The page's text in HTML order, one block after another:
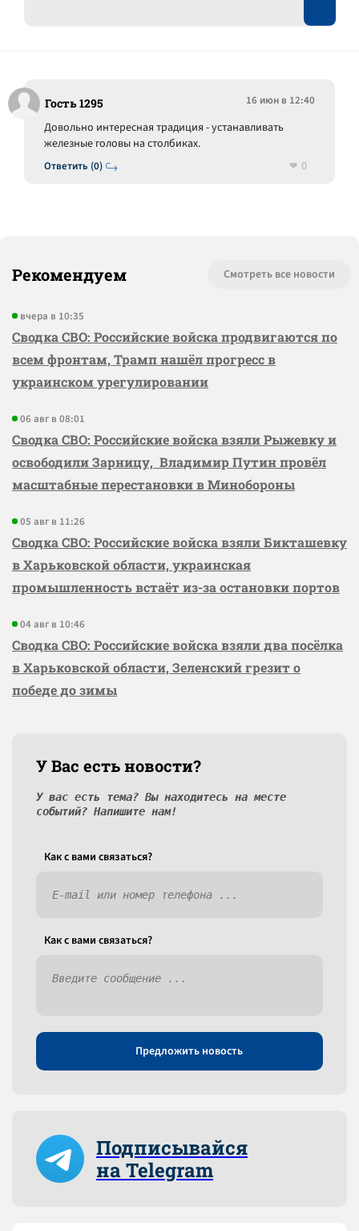
Гость 1295 16 июн в 12:40
Ответить (0)
Довольно интересная традиция - устанавливать
железные головы на столбиках.
0
Рекомендуем Смотреть все новости
вчера в 10:35
Сводка СВО: Российские войска продвигаются по
всем фронтам, Трамп нашёл прогресс в
украинском урегулировании
06 авг в 08:01
Сводка СВО: Российские войска взяли Рыжевку и
освободили Зарницу, Владимир Путин провёл
масштабные перестановки в Минобороны
05 авг в 11:26
Сводка СВО: Российские войска взяли Бикташевку
в Харьковской области, украинская
промышленность встаёт из-за остановки портов
04 авг в 10:46
Сводка СВО: Российские войска взяли два посёлка
в Харьковской области, Зеленский грезит о
победе до зимы
У Вас есть новости?
У вас есть тема? Вы находитесь на месте
событий? Напишите нам!
Как c вами связаться?
Как c вами связаться?
Предложить новость
Подписывайся
на Telegram